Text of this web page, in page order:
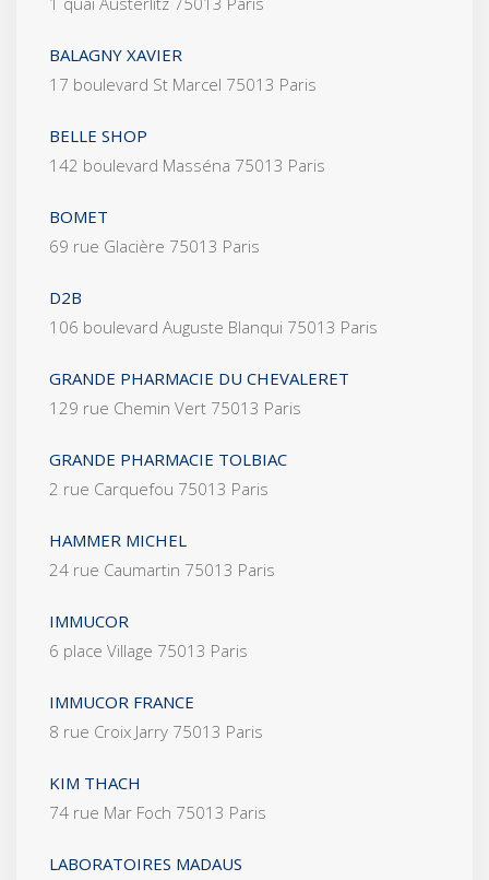
BALAGNY XAVIER
17 boulevard St Marcel 75013 Paris
BELLE SHOP
142 boulevard Masséna 75013 Paris
BOMET
69 rue Glacière 75013 Paris
D2B
106 boulevard Auguste Blanqui 75013 Paris
GRANDE PHARMACIE DU CHEVALERET
129 rue Chemin Vert 75013 Paris
GRANDE PHARMACIE TOLBIAC
2 rue Carquefou 75013 Paris
HAMMER MICHEL
24 rue Caumartin 75013 Paris
IMMUCOR
6 place Village 75013 Paris
IMMUCOR FRANCE
8 rue Croix Jarry 75013 Paris
KIM THACH
74 rue Mar Foch 75013 Paris
LABORATOIRES MADAUS